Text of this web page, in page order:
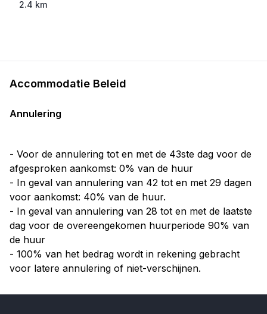
2.4 km
Accommodatie Beleid
Annulering
- Voor de annulering tot en met de 43ste dag voor de
afgesproken aankomst: 0% van de huur
- In geval van annulering van 42 tot en met 29 dagen
voor aankomst: 40% van de huur.
- In geval van annulering van 28 tot en met de laatste
dag voor de overeengekomen huurperiode 90% van
de huur
- 100% van het bedrag wordt in rekening gebracht
voor latere annulering of niet-verschijnen.